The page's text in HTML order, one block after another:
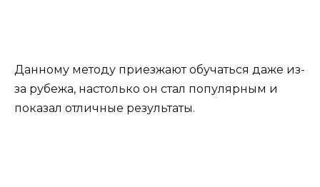
Данному методу приезжают обучаться даже из-
за рубежа, настолько он стал популярным и
показал отличные результаты.